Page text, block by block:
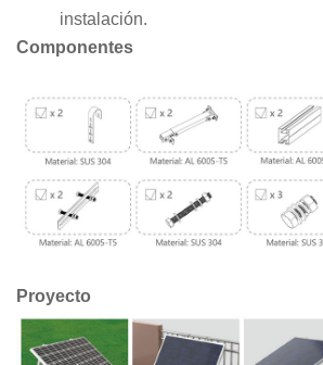
instalación.
Componentes
Proyecto